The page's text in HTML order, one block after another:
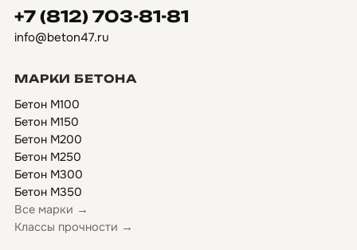
+7 (812) 703-81-81
info@beton47.ru
МАРКИ БЕТОНА
Бетон М100
Бетон М150
Бетон М200
Бетон М250
Бетон М300
Бетон М350
Все марки →
Классы прочности →